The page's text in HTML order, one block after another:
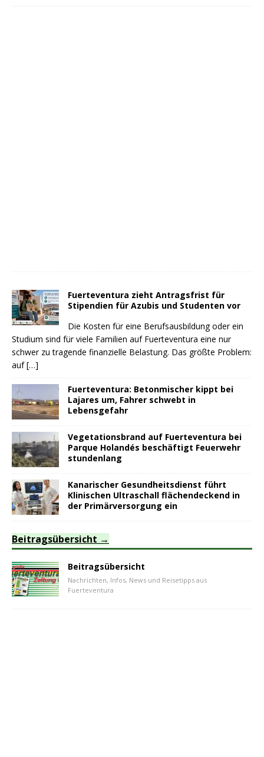
Fuerteventura zieht Antragsfrist für
Stipendien für Azubis und Studenten vor
Die Kosten für eine Berufsausbildung oder ein
Studium sind für viele Familien auf Fuerteventura eine nur
schwer zu tragende finanzielle Belastung. Das größte Problem:
auf[…]
Fuerteventura: Betonmischer kippt bei
Lajares um, Fahrer schwebt in
Lebensgefahr
Vegetationsbrand auf Fuerteventura bei
Parque Holandés beschäftigt Feuerwehr
stundenlang
Kanarischer Gesundheitsdienst führt
Klinischen Ultraschall flächendeckend in
der Primärversorgung ein
Beitragsübersicht
Beitragsübersicht
Nachrichten, Infos, News und Reisetipps aus
Fuerteventura